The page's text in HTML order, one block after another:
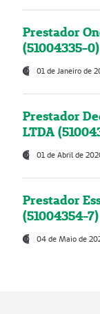
Prestador
(51004335-0)
01 de Janeiro de
Prestador
LTDA
01 de Abril de
Prestador
(51004354-7)
04 de Maio de